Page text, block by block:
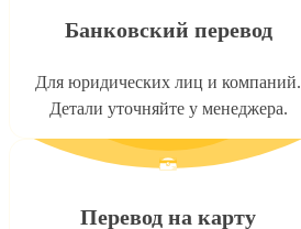
Банковский перевод
Для юридических лиц и компаний.
Детали уточняйте у менеджера.
Перевод на карту